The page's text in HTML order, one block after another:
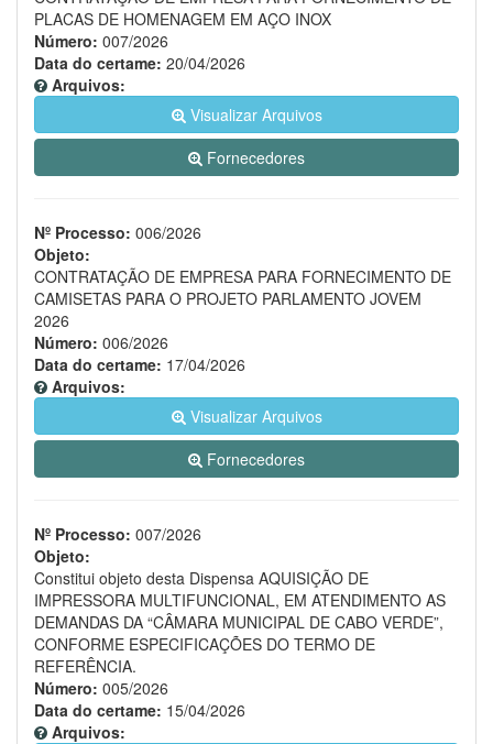
PLACAS DE HOMENAGEM EM AÇO INOX
Número: 007/2026
Data do certame: 20/04/2026
Arquivos:
Visualizar Arquivos
Fornecedores
Nº Processo: 006/2026
Objeto:
CONTRATAÇÃO DE EMPRESA PARA FORNECIMENTO DE
CAMISETAS PARA O PROJETO PARLAMENTO JOVEM
2026
Número: 006/2026
Data do certame: 17/04/2026
Arquivos:
Visualizar Arquivos
Fornecedores
Nº Processo: 007/2026
Objeto:
Constitui objeto desta Dispensa AQUISIÇÃO DE
IMPRESSORA MULTIFUNCIONAL, EM ATENDIMENTO AS
DEMANDAS DA “CÂMARA MUNICIPAL DE CABO VERDE”,
CONFORME ESPECIFICAÇÕES DO TERMO DE
REFERÊNCIA.
Número: 005/2026
Data do certame: 15/04/2026
Arquivos: